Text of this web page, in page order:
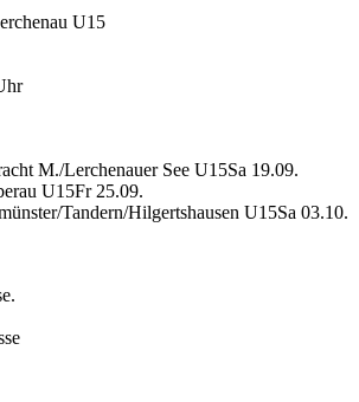
U15
M./Lerchenauer See U15Sa 19.09.
U15Fr 25.09.
Tandern/Hilgertshausen U15Sa 03.10.